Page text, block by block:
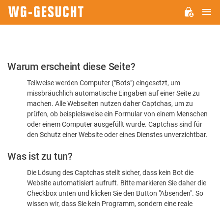
Bitte
dass
sind
Warum erscheint diese Seite?
Teilweise werden Computer ("Bots") eingesetzt, um
missbräuchlich automatische Eingaben auf einer Seite zu
machen. Alle Webseiten nutzen daher Captchas, um zu
prüfen, ob beispielsweise ein Formular von einem Menschen
oder einem Computer ausgefüllt wurde. Captchas sind für
den Schutz einer Website oder eines Dienstes unverzichtbar.
Was ist zu tun?
Die Lösung des Captchas stellt sicher, dass kein Bot die
Website automatisiert aufruft. Bitte markieren Sie daher die
Checkbox unten und klicken Sie den Button "Absenden". So
wissen wir, dass Sie kein Programm, sondern eine reale